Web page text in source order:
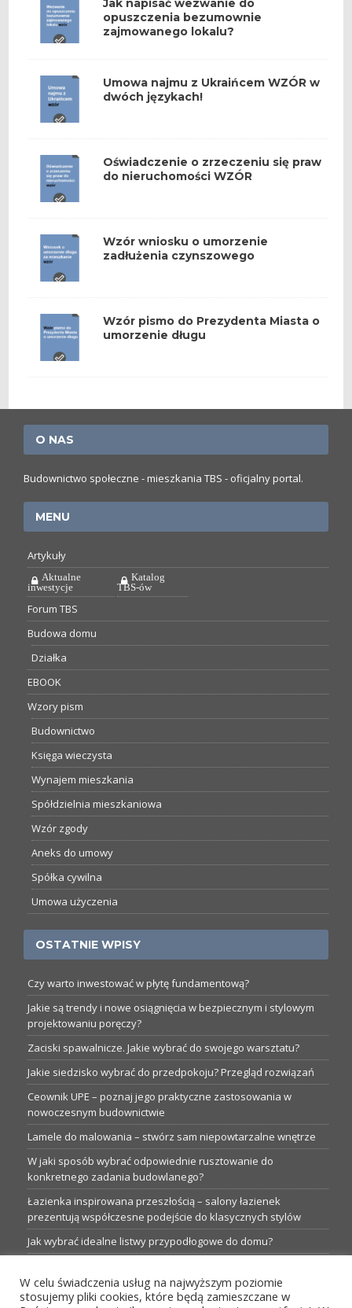
Jak napisać wezwanie do
opuszczenia bezumownie
zajmowanego lokalu?
Umowa najmu z Ukraińcem WZÓR w
dwóch językach!
Oświadczenie o zrzeczeniu się praw
do nieruchomości WZÓR
Wzór wniosku o umorzenie
zadłużenia czynszowego
Wzór pismo do Prezydenta Miasta o
umorzenie długu
O NAS
Budownictwo społeczne - mieszkania TBS - oficjalny portal.
MENU
Artykuły
Aktualne
inwestycje
Katalog
TBS-ów
Forum TBS
Budowa domu
Działka
EBOOK
Wzory pism
Budownictwo
Księga wieczysta
Wynajem mieszkania
Spółdzielnia mieszkaniowa
Wzór zgody
Aneks do umowy
Spółka cywilna
Umowa użyczenia
OSTATNIE WPISY
Czy warto inwestować w płytę fundamentową?
Jakie są trendy i nowe osiągnięcia w bezpiecznym i stylowym
projektowaniu poręczy?
Zaciski spawalnicze. Jakie wybrać do swojego warsztatu?
Jakie siedzisko wybrać do przedpokoju? Przegląd rozwiązań
Ceownik UPE – poznaj jego praktyczne zastosowania w
nowoczesnym budownictwie
Lamele do malowania – stwórz sam niepowtarzalne wnętrze
W jaki sposób wybrać odpowiednie rusztowanie do
konkretnego zadania budowlanego?
Łazienka inspirowana przeszłością – salony łazienek
prezentują współczesne podejście do klasycznych stylów
Jak wybrać idealne listwy przypodłogowe do domu?
Garaże blaszane: Nieocenione magazyny podczas budowy
W celu świadczenia usług na najwyższym poziomie
stosujemy pliki cookies, które będą zamieszczane w